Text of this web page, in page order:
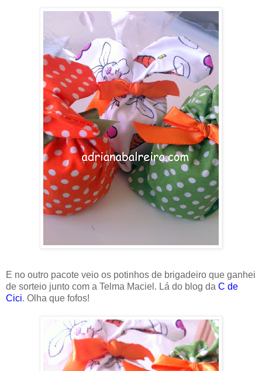
E no outro pacote veio os potinhos de brigadeiro que ganhei
de sorteio junto com a Telma Maciel. Lá do blog da C de
Cici. Olha que fofos!